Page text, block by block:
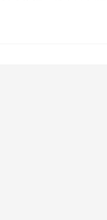
运 落魄小金枝的创作主题…